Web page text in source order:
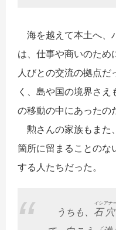
海を越えて本土へ、
は、仕事や商いのため
人びとの交流の拠点
く、島や国の境界さえ
の移動の中にあったの
勲さんの家族もまた
箇所に留まることのな
する人たちだった。
うちも、 石
イシ
穴
アナ